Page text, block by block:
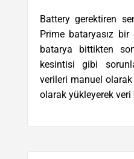
Battery gerektiren
Prime bataryasız
batarya bittikten
kesintisi gibi
verileri manuel
olarak yükleyerek veri